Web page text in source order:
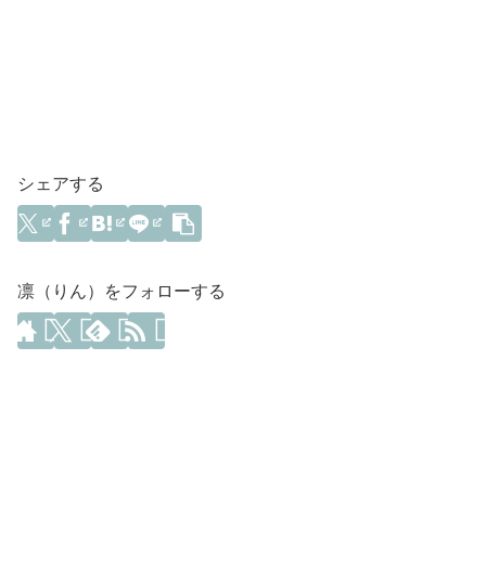
シェアする
凛（りん）をフォローする